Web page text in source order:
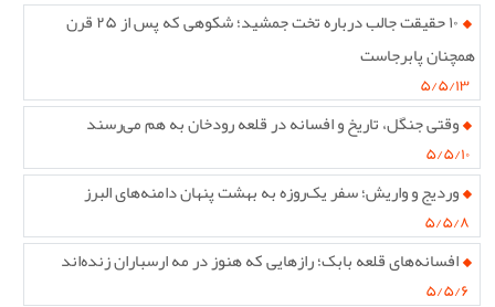
۱۰ حقیقت جالب درباره تخت جمشید؛ شکوهی که پس از ۲۵ قرن
همچنان پابرجاست
۵/۵/۱۳
وقتی جنگل، تاریخ و افسانه در قلعه رودخان به هم می‌رسند
۵/۵/۱۰
وردیج و واریش؛ سفر یک‌روزه به بهشت پنهان دامنه‌های البرز
۵/۵/۸
افسانه‌های قلعه بابک؛ رازهایی که هنوز در مه ارسباران زنده‌اند
۵/۵/۶